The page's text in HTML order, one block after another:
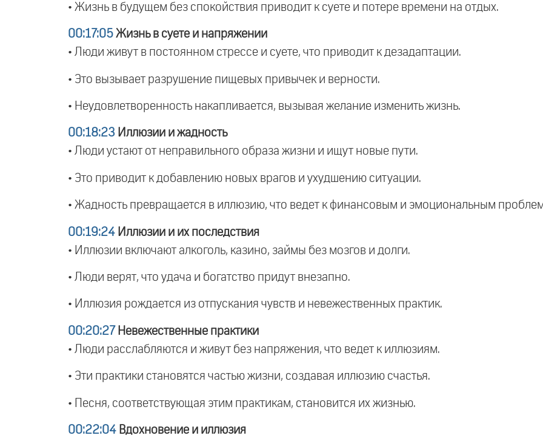
• Жизнь в будущем без спокойствия приводит к суете и потере времени на отдых.
00:17:05 Жизнь в суете и напряжении
• Люди живут в постоянном стрессе и суете, что приводит к дезадаптации.
• Это вызывает разрушение пищевых привычек и верности.
• Неудовлетворенность накапливается, вызывая желание изменить жизнь.
00:18:23 Иллюзии и жадность
• Люди устают от неправильного образа жизни и ищут новые пути.
• Это приводит к добавлению новых врагов и ухудшению ситуации.
• Жадность превращается в иллюзию, что ведет к финансовым и эмоциональным
00:19:24 Иллюзии и их последствия
• Иллюзии включают алкоголь, казино, займы без мозгов и долги.
• Люди верят, что удача и богатство придут внезапно.
• Иллюзия рождается из отпускания чувств и невежественных практик.
00:20:27 Невежественные практики
• Люди расслабляются и живут без напряжения, что ведет к иллюзиям.
• Эти практики становятся частью жизни, создавая иллюзию счастья.
• Песня, соответствующая этим практикам, становится их жизнью.
00:22:04 Вдохновение и иллюзия